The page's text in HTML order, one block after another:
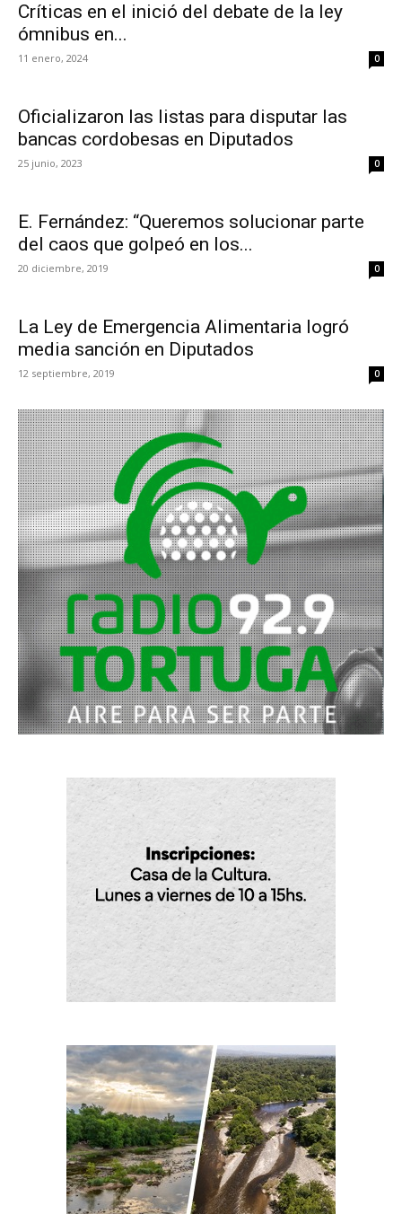
Críticas en el inició del debate de la ley
ómnibus en...
11 enero, 2024 0
Oficializaron las listas para disputar las
bancas cordobesas en Diputados
25 junio, 2023 0
E. Fernández: “Queremos solucionar parte
del caos que golpeó en los...
20 diciembre, 2019 0
La Ley de Emergencia Alimentaria logró
media sanción en Diputados
12 septiembre, 2019 0